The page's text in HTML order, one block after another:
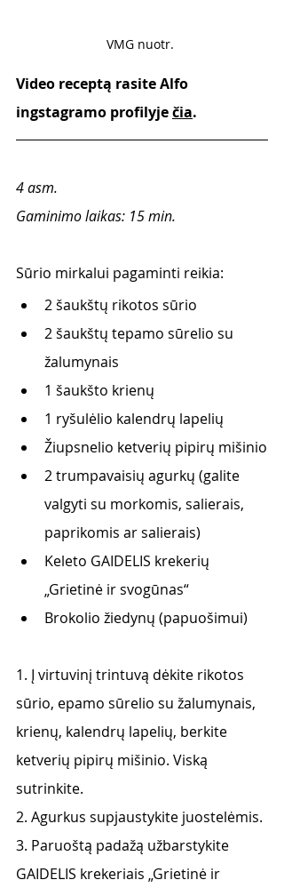
VMG nuotr.
Video receptą rasite Alfo
ingstagramo profilyje čia.
4 asm.
Gaminimo laikas: 15 min.
Sūrio mirkalui pagaminti reikia:
2 šaukštų rikotos sūrio
2 šaukštų tepamo sūrelio su
žalumynais
1 šaukšto krienų
1 ryšulėlio kalendrų lapelių
Žiupsnelio ketverių pipirų mišinio
2 trumpavaisių agurkų (galite
valgyti su morkomis, salierais,
paprikomis ar salierais)
Keleto GAIDELIS krekerių
„Grietinė ir svogūnas“
Brokolio žiedynų (papuošimui)
1. Į virtuvinį trintuvą dėkite rikotos
sūrio, epamo sūrelio su žalumynais,
krienų, kalendrų lapelių, berkite
ketverių pipirų mišinio. Viską
sutrinkite.
2. Agurkus supjaustykite juostelėmis.
3. Paruoštą padažą užbarstykite
GAIDELIS krekeriais „Grietinė ir